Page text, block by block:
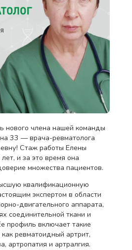
нового члена нашей команды
33 — врача-ревматолога
Стаж работы Елены
и за это время она
множества пациентов.
квалификационную
экспертом в области
двигательного аппарата,
соединительной ткани и
профиль включает такие
ревматоидный артрит,
артропатия и артралгия.